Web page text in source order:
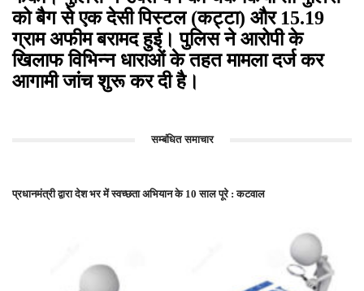
को बैग से एक देसी पिस्टल (कट्टा) और 15.19
ग्राम अफीम बरामद हुई। पुलिस ने आरोपी के
खिलाफ विभिन्न धाराओं के तहत मामला दर्ज कर
आगामी जांच शुरू कर दी है।
सम्बंधित समाचार
प्रधानमंत्री द्वारा देश भर में स्वच्छता अभियान के 10 साल पूरे : कटवाल